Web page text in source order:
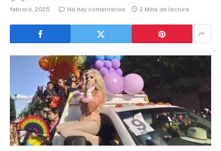
febrero, 2025
No hay comentarios 2 Mins de lectura